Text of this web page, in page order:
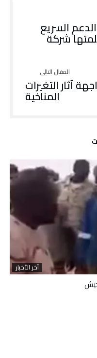
السريع
شركة
آثار التغيرات
المناخية
آخر الأخبار